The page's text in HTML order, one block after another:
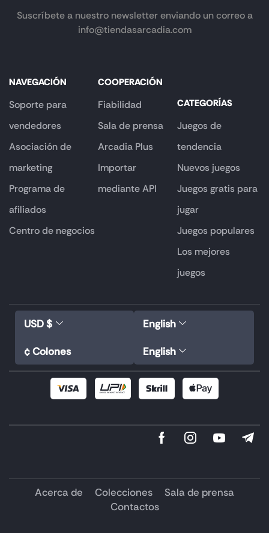
Suscríbete a nuestro newsletter enviando un correo a
info@tiendasarcadia.com
NAVEGACIÓN
Soporte para
vendedores
Asociación de
marketing
Programa de
afiliados
Centro de negocios
COOPERACIÓN
Fiabilidad
Sala de prensa
Arcadia Plus
Importar
mediante API
CATEGORÍAS
Juegos de
tendencia
Nuevos juegos
Juegos gratis para
jugar
Juegos populares
Los mejores
juegos
USD $
¢ Colones
English
English
Acerca de Colecciones
Sala de prensa
Contactos